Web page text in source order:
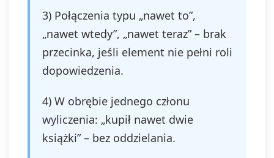
3) Połączenia typu „nawet to”,
„nawet wtedy”, „nawet teraz” – brak
przecinka, jeśli element nie pełni roli
dopowiedzenia.
4) W obrębie jednego członu
wyliczenia: „kupił nawet dwie
książki” – bez oddzielania.